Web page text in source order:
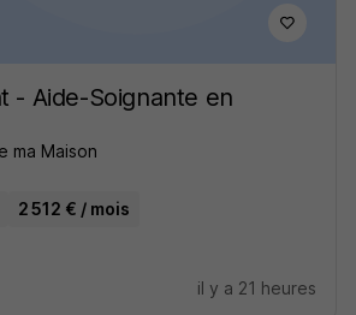
- Aide-Soignante en
ma Maison
2 512 € / mois
il y a 21 heures